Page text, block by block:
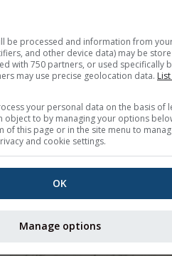
be processed and information from
and other device data) may be
with 750 partners, or used specifically
may use precise geolocation data.
your personal data on the basis of
object to by managing your options
of this page or in the site menu to
and cookie settings.
OK
Manage options